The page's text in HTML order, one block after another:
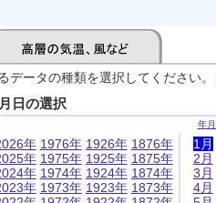
ータの種類を選択してください。
日の選択
年
年
年
年
年
1976年
1975年
1974年
1973年
1926年
1925年
1924年
1923年
1876年
1875年
1874年
1873年
1月
2月
3月
4月